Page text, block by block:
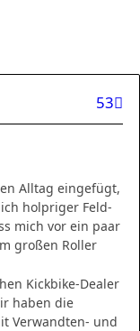
53
Alltag eingefügt,
holpriger Feld-
mich vor ein paar
großen Roller
Kickbike-Dealer
haben die
Verwandten- und